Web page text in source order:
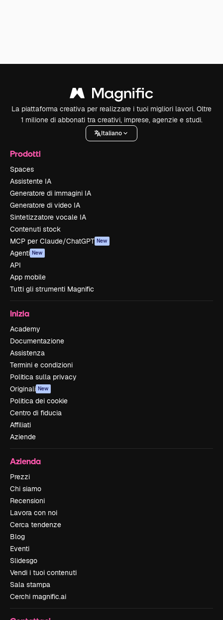
La piattaforma creativa per realizzare i tuoi migliori lavori. Oltre
1 milione di abbonati tra creativi, imprese, agenzie e studi.
Italiano
Prodotti
Spaces
Assistente IA
Generatore di immagini IA
Generatore di video IA
Sintetizzatore vocale IA
Contenuti stock
MCP per Claude/ChatGPT New
Agenti New
API
App mobile
Tutti gli strumenti Magnific
Inizia
Academy
Documentazione
Assistenza
Termini e condizioni
Politica sulla privacy
Originali New
Politica dei cookie
Centro di fiducia
Affiliati
Aziende
Azienda
Prezzi
Chi siamo
Recensioni
Lavora con noi
Cerca tendenze
Blog
Eventi
Slidesgo
Vendi i tuoi contenuti
Sala stampa
Cerchi magnific.ai